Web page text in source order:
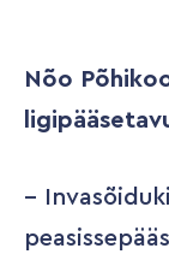
Nõo
–